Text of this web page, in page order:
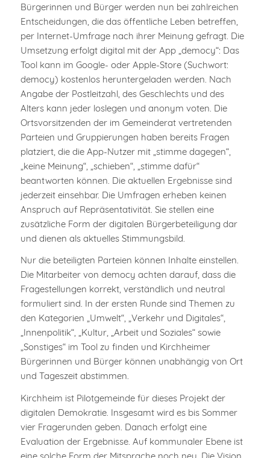
Bürgerinnen und Bürger werden nun bei zahlreichen
Entscheidungen, die das öffentliche Leben betreffen,
per Internet-Umfrage nach ihrer Meinung gefragt. Die
Umsetzung erfolgt digital mit der App „democy“: Das
Tool kann im Google- oder Apple-Store (Suchwort:
democy) kostenlos heruntergeladen werden. Nach
Angabe der Postleitzahl, des Geschlechts und des
Alters kann jeder loslegen und anonym voten. Die
Ortsvorsitzenden der im Gemeinderat vertretenden
Parteien und Gruppierungen haben bereits Fragen
platziert, die die App-Nutzer mit „stimme dagegen“,
„keine Meinung“, „schieben“, „stimme dafür“
beantworten können. Die aktuellen Ergebnisse sind
jederzeit einsehbar. Die Umfragen erheben keinen
Anspruch auf Repräsentativität. Sie stellen eine
zusätzliche Form der digitalen Bürgerbeteiligung dar
und dienen als aktuelles Stimmungsbild.
Nur die beteiligten Parteien können Inhalte einstellen.
Die Mitarbeiter von democy achten darauf, dass die
Fragestellungen korrekt, verständlich und neutral
formuliert sind. In der ersten Runde sind Themen zu
den Kategorien „Umwelt“, „Verkehr und Digitales“,
„Innenpolitik“, „Kultur, „Arbeit und Soziales“ sowie
„Sonstiges“ im Tool zu finden und Kirchheimer
Bürgerinnen und Bürger können unabhängig von Ort
und Tageszeit abstimmen.
Kirchheim ist Pilotgemeinde für dieses Projekt der
digitalen Demokratie. Insgesamt wird es bis Sommer
vier Fragerunden geben. Danach erfolgt eine
Evaluation der Ergebnisse. Auf kommunaler Ebene ist